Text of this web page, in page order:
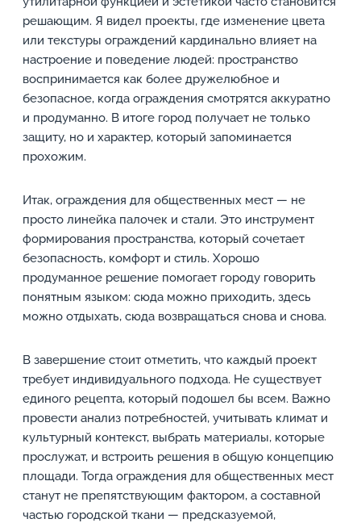
решающим. Я видел проекты, где изменение цвета
или текстуры ограждений кардинально влияет на
настроение и поведение людей: пространство
воспринимается как более дружелюбное и
безопасное, когда ограждения смотрятся аккуратно
и продуманно. В итоге город получает не только
защиту, но и характер, который запоминается
прохожим.
Итак, ограждения для общественных мест — не
просто линейка палочек и стали. Это инструмент
формирования пространства, который сочетает
безопасность, комфорт и стиль. Хорошо
продуманное решение помогает городу говорить
понятным языком: сюда можно приходить, здесь
можно отдыхать, сюда возвращаться снова и снова.
В завершение стоит отметить, что каждый проект
требует индивидуального подхода. Не существует
единого рецепта, который подошел бы всем. Важно
провести анализ потребностей, учитывать климат и
культурный контекст, выбрать материалы, которые
прослужат, и встроить решения в общую концепцию
площади. Тогда ограждения для общественных мест
станут не препятствующим фактором, а составной
частью городской ткани — предсказуемой,